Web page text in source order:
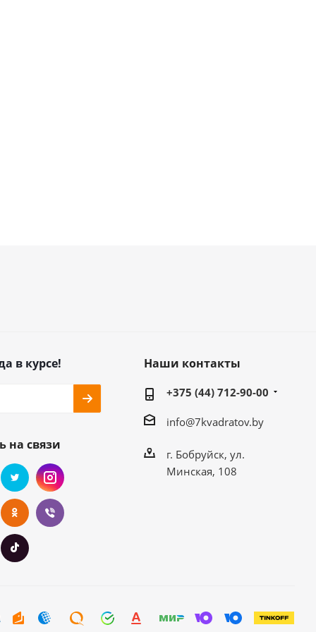
в курсе!
на связи
Наши контакты
+375 (44) 712-90-00
info@7kvadratov.by
г. Бобруйск, ул.
Минская, 108